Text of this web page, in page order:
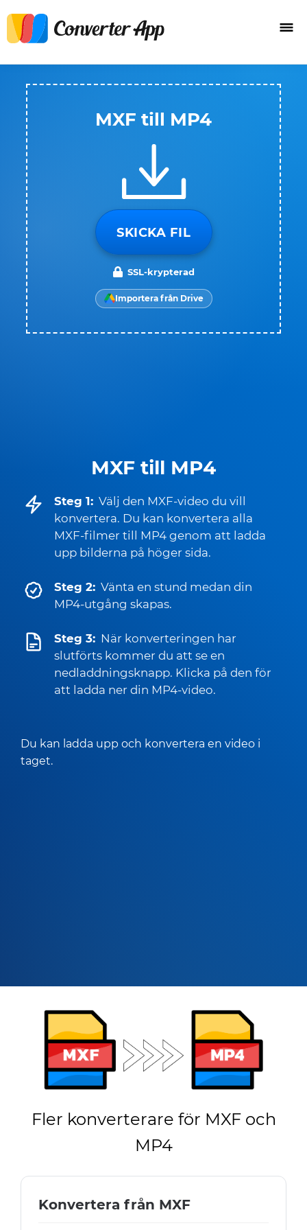
MXF till MP4
Steg 1: Välj den MXF-video du vill
konvertera. Du kan konvertera alla
MXF-filmer till MP4 genom att ladda
upp bilderna på höger sida.
Steg 2: Vänta en stund medan din
MP4-utgång skapas.
Steg 3: När konverteringen har
slutförts kommer du att se en
nedladdningsknapp. Klicka på den för
att ladda ner din MP4-video.
Du kan ladda upp och konvertera en video i
taget.
MXF till MP4
SKICKA FIL
SSL-krypterad
Importera från Drive
Fler konverterare för MXF och
MP4
Konvertera från MXF